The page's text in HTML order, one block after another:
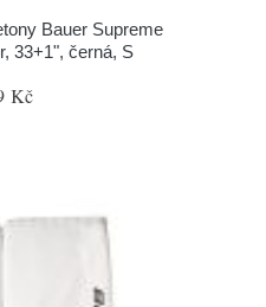
Bauer Supreme
33+1", černá, S
Kč